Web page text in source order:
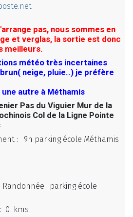
pas, nous sommes en
et verglas, la sortie est donc
meilleurs.
météo très incertaines
neige, pluie..) je préfère
autre à Méthamis
Pas du Viguier Mur de la
Col de la Ligne Pointe
: 9h parking école Méthamis
: parking école
: 0 kms